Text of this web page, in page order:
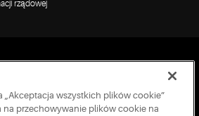
rządowej
prawa zastrzeżone.
„Akceptacja wszystkich plików cookie”
na przechowywanie plików cookie na